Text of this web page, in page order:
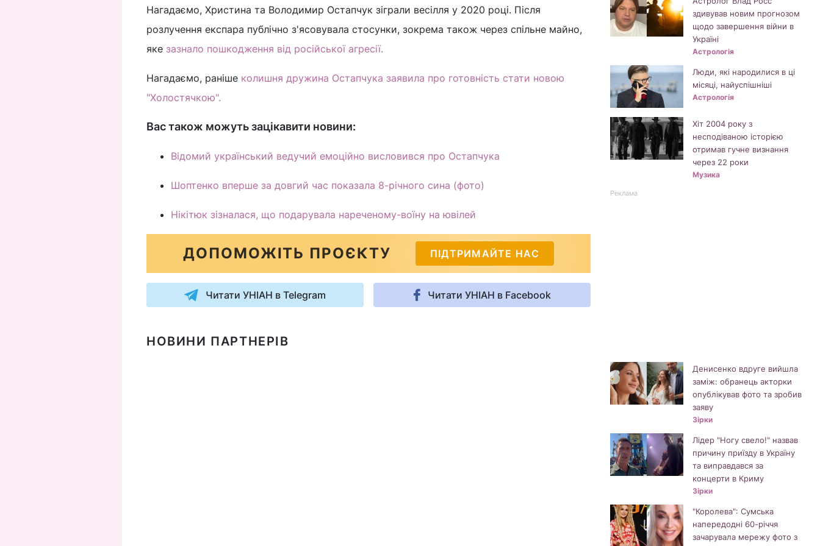
Нагадаємо, Христина та Володимир Остапчук зіграли весілля у 2020 році. Після
розлучення експара публічно з'ясовувала стосунки, зокрема також через спільне майно,
яке зазнало пошкодження від російської агресії.
Нагадаємо, раніше колишня дружина Остапчука заявила про готовність стати новою
"Холостячкою".
Вас також можуть зацікавити новини:
Відомий український ведучий емоційно висловився про Остапчука
Шоптенко вперше за довгий час показала 8-річного сина (фото)
Нікітюк зізналася, що подарувала нареченому-воїну на ювілей
ДОПОМОЖІТЬ ПРОЄКТУ ПІДТРИМАЙТЕ НАС
Читати УНІАН в Telegram Читати УНІАН в Facebook
НОВИНИ ПАРТНЕРІВ
здивував новим прогнозом
щодо завершення війни в
Україні
Астрологія
Люди, які народилися в ці
місяці, найуспішніші
Астрологія
Хіт 2004 року з
несподіваною історією
отримав гучне визнання
через 22 роки
Музика
Реклама
Денисенко вдруге вийшла
заміж: обранець акторки
опублікував фото та зробив
заяву
Зірки
Лідер "Ногу свело!" назвав
причину приїзду в Україну
та виправдався за
концерти в Криму
Зірки
"Королева": Сумська
напередодні 60-річчя
зачарувала мережу фото з